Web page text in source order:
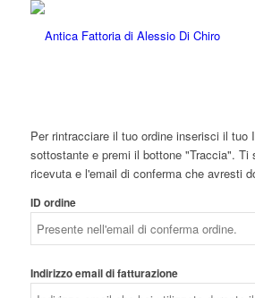
Per rintracciare il tuo ordine inserisci il tuo
sottostante e premi il bottone "Traccia". Ti
ricevuta e l'email di conferma che avresti
ID ordine
Indirizzo email di fatturazione